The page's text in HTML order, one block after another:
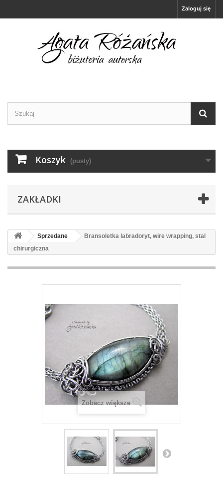
Zaloguj się
Koszyk (pusty)
ZAKŁADKI
Sprzedane
Bransoletka labradoryt, wire wrapping, stal
chirurgiczna
Zobacz większe